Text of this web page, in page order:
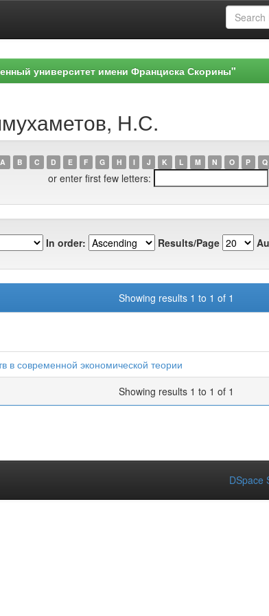
университет имени Франциска Скорины"
Н.С.
A B C D E F G H I J K L M N O P Q
or enter first few letters:
In order: Results/Page
Showing results 1 to 1 of 1
в современной экономической теории
Showing results 1 to 1 of 1
DSpace